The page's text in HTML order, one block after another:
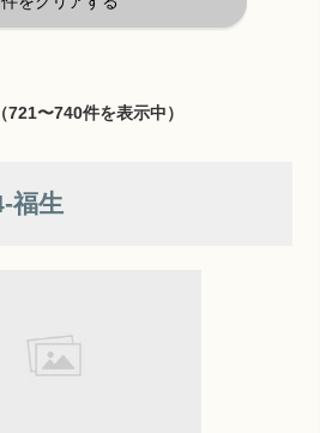
721〜740件を表示中）
福生